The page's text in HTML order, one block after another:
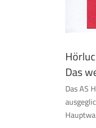
Das
Das AS